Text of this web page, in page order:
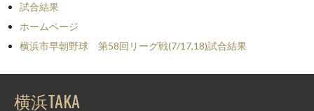
試合結果
ホームページ
横浜市早朝野球 第58回リーグ戦(7/17,18)試合結果
横浜TAKA